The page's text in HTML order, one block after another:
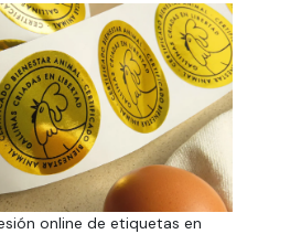
online de etiquetas en